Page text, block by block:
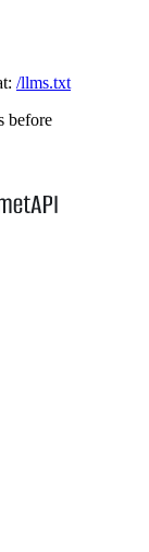
/llms.txt
before